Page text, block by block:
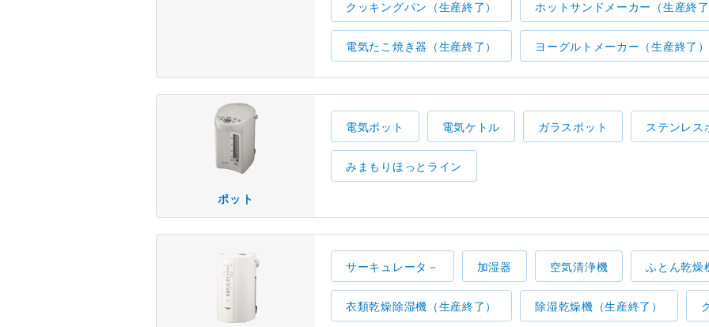
クッキングパン（生産終了） ホットサンドメーカー（生産終了
電気たこ焼き器（生産終了） ヨーグルトメーカー（生産終了）
ポット
電気ポット 電気ケトル ガラスポット ステンレス
みまもりほっとライン
サーキュレータ－ 加湿器 空気清浄機 ふとん乾燥
衣類乾燥除湿機（生産終了） 除湿乾燥機（生産終了）